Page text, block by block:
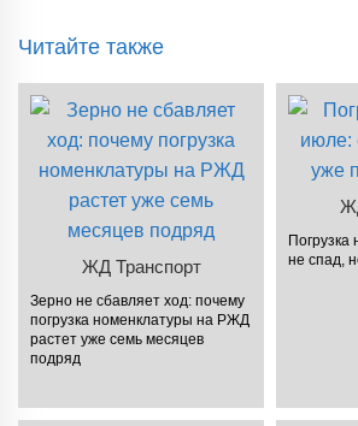
Читайте также
ЖД Транспорт
Зерно не сбавляет ход: почему
погрузка номенклатуры на РЖД
растет уже семь месяцев
подряд
не спад,